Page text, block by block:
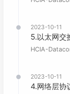
2023-10-11
5.以太网交
HCIA-
2023-10-11
4.网络层协